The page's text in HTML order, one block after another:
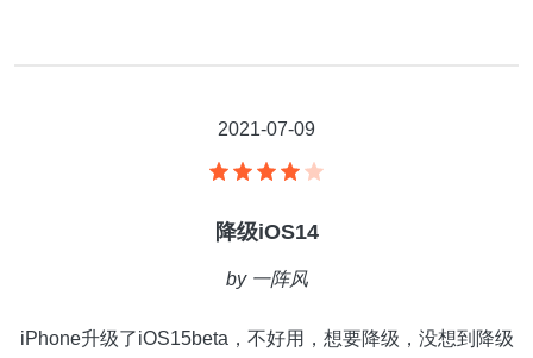
2021-07-09
降级iOS14
by 一阵风
iPhone升级了iOS15beta，不好用，想要降级，没想到降级